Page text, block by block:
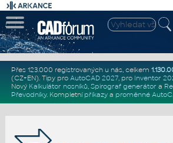
Přes 123.000 registrovaných u nás, celkem
(CZ+EN). Tipy pro AutoCAD 2027, pro Inventor
Nový Kalkulátor nosníků, Spirograf generátor a
Převodníky. Kompletní příkazya proměnné